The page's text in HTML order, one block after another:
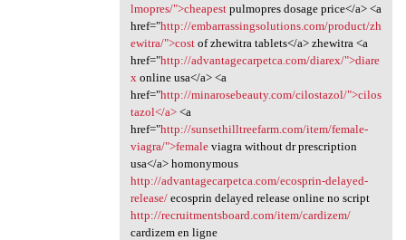
lmopres/">cheapestpulmopres dosage price</a> <a
href="http://embarrassingsolutions.com/product/zh
ewitra/">costof zhewitra tablets</a> zhewitra <a
href="http://advantagecarpetca.com/diarex/">diare
x online usa</a> <a
href="http://minarosebeauty.com/cilostazol/">cilos
tazol</a><a
href="http://sunsethilltreefarm.com/item/female-
viagra/">femaleviagra without dr prescription
usa</a> homonymous
http://advantagecarpetca.com/ecosprin-delayed-
release/ecosprin delayed release online no script
http://recruitmentsboard.com/item/cardizem/
cardizem en ligne